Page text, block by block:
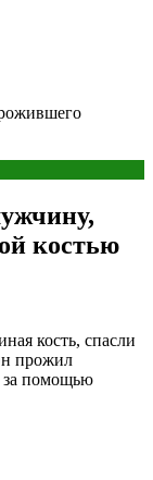
костью
кость, спасли
прожил
за помощью